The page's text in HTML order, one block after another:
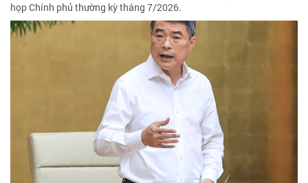
họp Chính phủ thường kỳ tháng 7/2026.